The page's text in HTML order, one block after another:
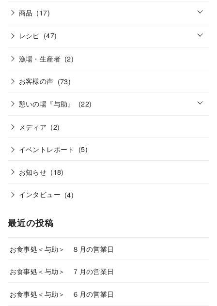
商品 (17) o
n
レシピ (47) o
漁場・生産者 (2)
お客様の声 (73)
憩いの場『与助』 (22) o
メディア (2)
イベントレポート (5)
お知らせ (18)
インタビュー (4)
最近の投稿
お食事処＜与助＞ ８月の営業日
お食事処＜与助＞ ７月の営業日
お食事処＜与助＞ ６月の営業日